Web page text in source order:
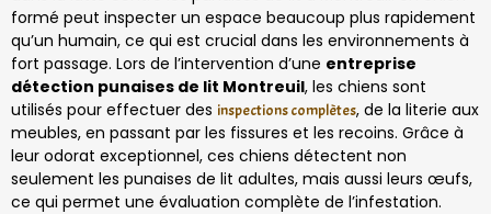
formé peut inspecter un espace beaucoup plus rapidement
qu’un humain, ce qui est crucial dans les environnements à
fort passage. Lors de l’intervention d’une entreprise
détection punaises de lit Montreuil, les chiens sont
utilisés pour effectuer des inspections complètes, de la literie aux
meubles, en passant par les fissures et les recoins. Grâce à
leur odorat exceptionnel, ces chiens détectent non
seulement les punaises de lit adultes, mais aussi leurs œufs,
ce qui permet une évaluation complète de l’infestation.